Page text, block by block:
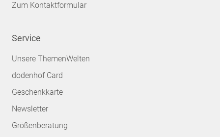
Zum Kontaktformular
Service
Unsere ThemenWelten
dodenhof Card
Geschenkkarte
Newsletter
Größenberatung